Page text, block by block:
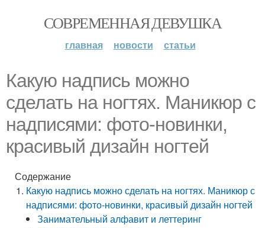
СОВРЕМЕННАЯ ДЕВУШКА
главная новости статьи
Какую надпись можно
сделать на ногтях. Маникюр с
надписями: фото-новинки,
красивый дизайн ногтей
Содержание
Какую надпись можно сделать на ногтях. Маникюр с
надписями: фото-новинки, красивый дизайн ногтей
Занимательный алфавит и леттеринг